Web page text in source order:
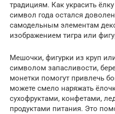
традициям. Как украсить
символ года остался
самодельным элементам
изображением тигра или
Мешочки, фигурки из круп
символом запасливости,
монетки помогут привлечь
можете смело наряжать
сухофруктами, конфетами,
продуктами питания. Это